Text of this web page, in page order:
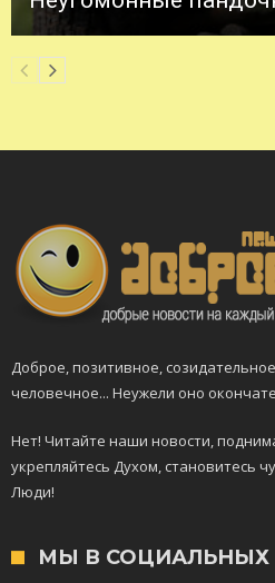
Доброе, позитивное,
человечное... Неужели оно
Нет! Читайте наши новости,
укрепляйтесь Духом, становитесь
Люди!
МЫ В СОЦИАЛЬНЫХ